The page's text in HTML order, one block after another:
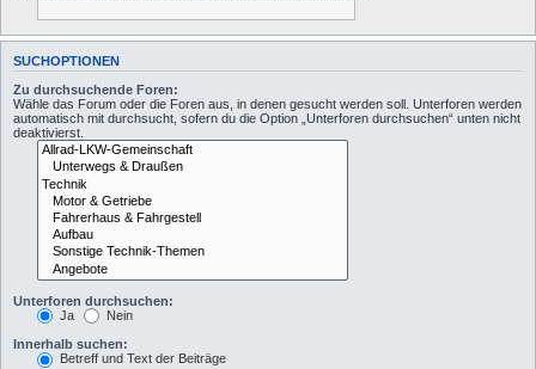
SUCHOPTIONEN
Zu durchsuchende Foren:
Wähle das Forum oder die Foren aus, in denen gesucht werden soll. Unterforen werden
automatisch mit durchsucht, sofern du die Option „Unterforen durchsuchen“ unten nicht
deaktivierst.
Unterforen durchsuchen:
Ja
Nein
Innerhalb suchen:
Betreff und Text der Beiträge